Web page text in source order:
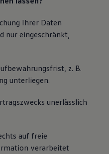
Ihrer Daten
nur eingeschränkt,
z. B.
unterliegen.
unerlässlich
auf freie
verarbeitet